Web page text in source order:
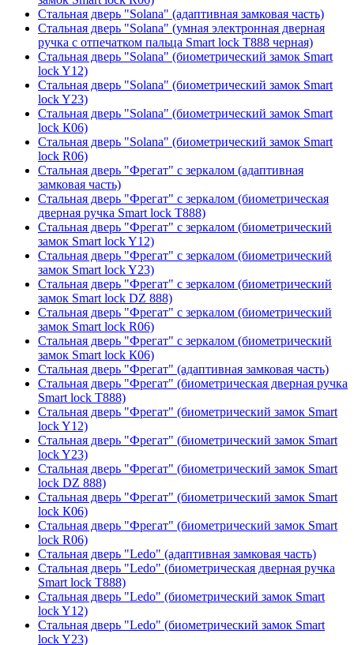
Стальная дверь "Solana" (адаптивная замковая часть)
Стальная дверь "Solana" (умная электронная дверная
ручка с отпечатком пальца Smart lock T888 черная)
Стальная дверь "Solana" (биометрический замок Smart
lock Y12)
Стальная дверь "Solana" (биометрический замок Smart
lock Y23)
Стальная дверь "Solana" (биометрический замок Smart
lock К06)
Стальная дверь "Solana" (биометрический замок Smart
lock R06)
Стальная дверь "Фрегат" с зеркалом (адаптивная
замковая часть)
Стальная дверь "Фрегат" с зеркалом (биометрическая
дверная ручка Smart lock T888)
Стальная дверь "Фрегат" с зеркалом (биометрический
замок Smart lock Y12)
Стальная дверь "Фрегат" с зеркалом (биометрический
замок Smart lock Y23)
Стальная дверь "Фрегат" с зеркалом (биометрический
замок Smart lock DZ 888)
Стальная дверь "Фрегат" с зеркалом (биометрический
замок Smart lock R06)
Стальная дверь "Фрегат" с зеркалом (биометрический
замок Smart lock К06)
Стальная дверь "Фрегат" (адаптивная замковая часть)
Стальная дверь "Фрегат" (биометрическая дверная ручка
Smart lock T888)
Стальная дверь "Фрегат" (биометрический замок Smart
lock Y12)
Стальная дверь "Фрегат" (биометрический замок Smart
lock Y23)
Стальная дверь "Фрегат" (биометрический замок Smart
lock DZ 888)
Стальная дверь "Фрегат" (биометрический замок Smart
lock К06)
Стальная дверь "Фрегат" (биометрический замок Smart
lock R06)
Стальная дверь "Ledo" (адаптивная замковая часть)
Стальная дверь "Ledo" (биометрическая дверная ручка
Smart lock T888)
Стальная дверь "Ledo" (биометрический замок Smart
lock Y12)
Стальная дверь "Ledo" (биометрический замок Smart
lock Y23)